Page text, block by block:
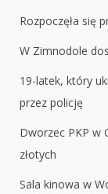
Rozpoczęła się
W Zimnodole
19-latek, który
przez policję
Dworzec PKP w
złotych
Sala kinowa w